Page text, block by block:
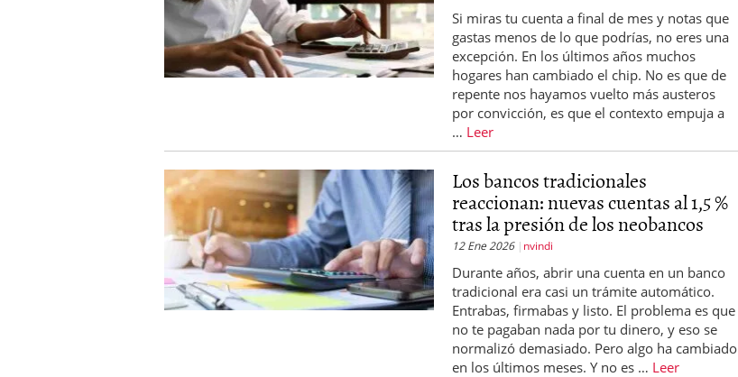
Si miras tu cuenta a final de mes y notas que
gastas menos de lo que podrías, no eres una
excepción. En los últimos años muchos
hogares han cambiado el chip. No es que de
repente nos hayamos vuelto más austeros
por convicción, es que el contexto empuja a
… Leer
Los bancos tradicionales
reaccionan: nuevas cuentas al 1,5 %
tras la presión de los neobancos
12 Ene 2026 nvindi
Durante años, abrir una cuenta en un banco
tradicional era casi un trámite automático.
Entrabas, firmabas y listo. El problema es que
no te pagaban nada por tu dinero, y eso se
normalizó demasiado. Pero algo ha cambiado
en los últimos meses. Y no es … Leer